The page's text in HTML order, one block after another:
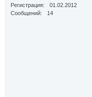
Регистрация
01.02.2012
Сообщений
14